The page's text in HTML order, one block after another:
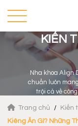
KIẾN
Nha khoa Align
chuẩn luôn
trội cả về
Trang chủ Kiến
Kiêng Ăn Gì? Những